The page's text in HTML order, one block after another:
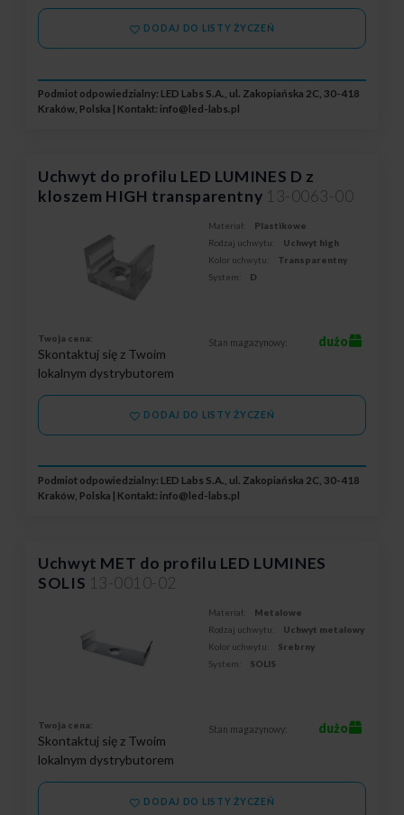
DODAJ DO LISTY ŻYCZEŃ
Podmiot odpowiedzialny: LED Labs S.A., ul. Zakopiańska 2C, 30-418
Kraków, Polska | Kontakt: info@led-labs.pl
Uchwyt do profilu LED LUMINES D z
kloszem HIGH transparentny 13-0063-00
Materiał:
Plastikowe
Rodzaj uchwytu:
Uchwyt high
Kolor uchwytu:
Transparentny
System:
D
Twoja cena:
Skontaktuj się z Twoim
lokalnym dystrybutorem
Stan magazynowy: dużo
DODAJ DO LISTY ŻYCZEŃ
Podmiot odpowiedzialny: LED Labs S.A., ul. Zakopiańska 2C, 30-418
Kraków, Polska | Kontakt: info@led-labs.pl
Uchwyt MET do profilu LED LUMINES
SOLIS 13-0010-02
Materiał:
Metalowe
Rodzaj uchwytu:
Uchwyt metalowy
Kolor uchwytu:
Srebrny
System:
SOLIS
Twoja cena:
Skontaktuj się z Twoim
lokalnym dystrybutorem
Stan magazynowy: dużo
DODAJ DO LISTY ŻYCZEŃ